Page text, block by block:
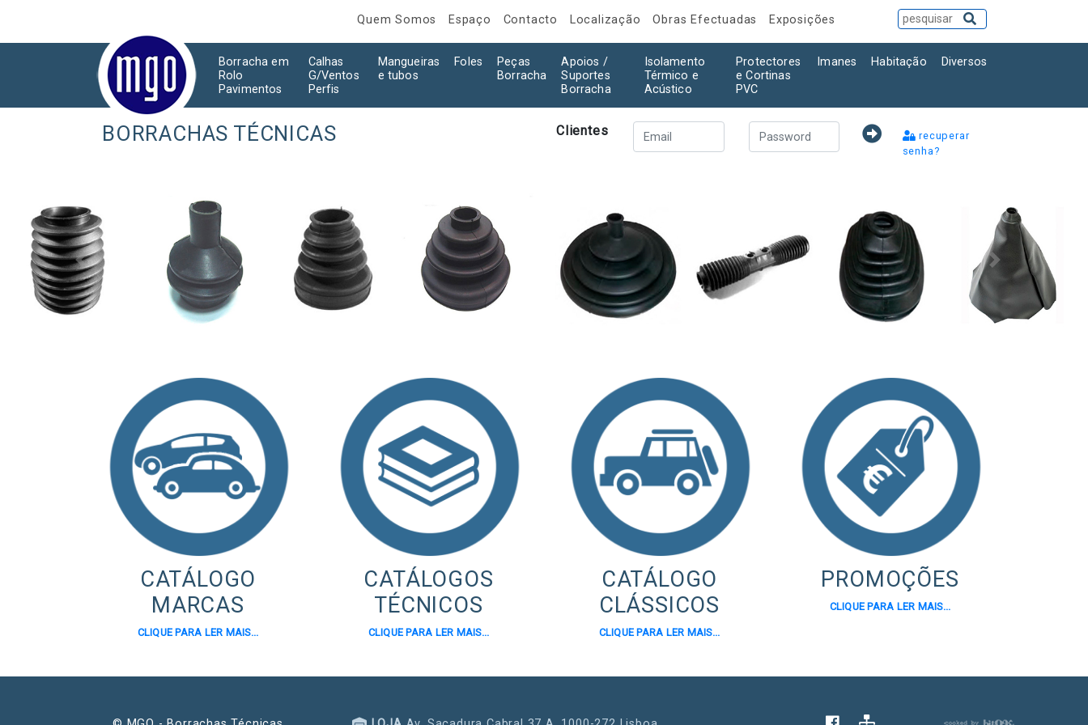
Quem Somos Espaço Contacto Localização Obras Efectuadas Exposições
Borracha em
Rolo
Pavimentos
Calhas
G/Ventos
Perfis
Mangueiras
e tubos
Foles
Peças
Borracha
Apoios /
Suportes
Borracha
Isolamento
Térmico e
Acústico
Protectores
e Cortinas
PVC
Imanes Habitação Diversos
BORRACHAS TÉCNICAS Clientes
recuperar
senha?
Anterior Seguinte
CATÁLOGO
MARCAS
CLIQUE PARA LER MAIS...
CATÁLOGOS
TÉCNICOS
CLIQUE PARA LER MAIS...
CATÁLOGO
CLÁSSICOS
CLIQUE PARA LER MAIS...
PROMOÇÕES
CLIQUE PARA LER MAIS...